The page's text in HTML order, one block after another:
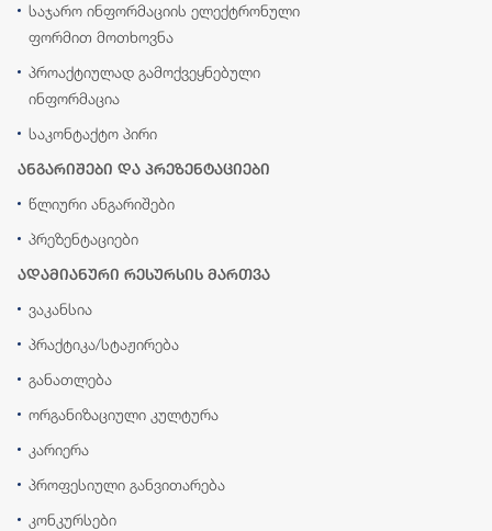
საჯარო ინფორმაციის ელექტრონული
ფორმით მოთხოვნა
პროაქტიულად გამოქვეყნებული
ინფორმაცია
საკონტაქტო პირი
ანგარიშები და პრეზენტაციები
წლიური ანგარიშები
პრეზენტაციები
ადამიანური რესურსის მართვა
ვაკანსია
პრაქტიკა/სტაჟირება
განათლება
ორგანიზაციული კულტურა
კარიერა
პროფესიული განვითარება
კონკურსები